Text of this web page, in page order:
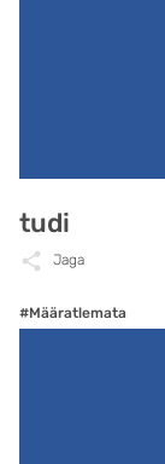
tudi
Jaga
#Määratlemata